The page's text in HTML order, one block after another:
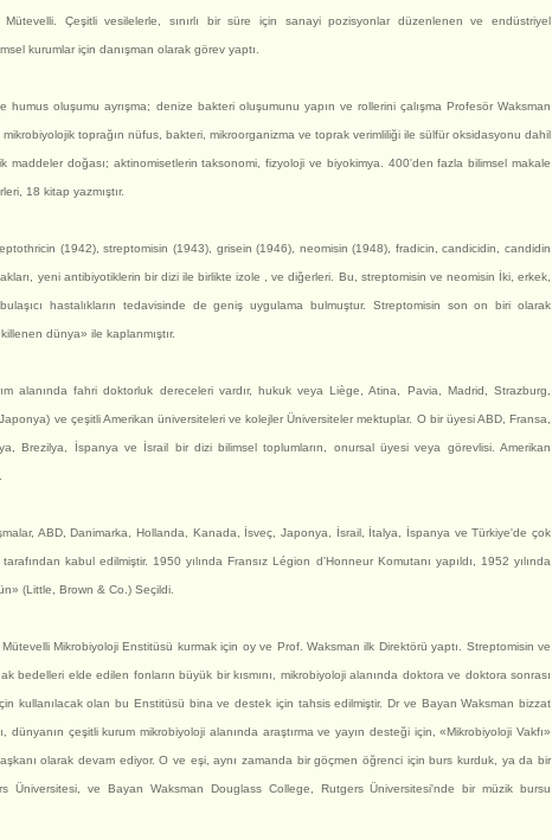
Çeşitli vesilelerle, sınırlı bir süre için sanayi pozisyonlar düzenlenen ve endüstriyel
kurumlar için danışman olarak görev yaptı.
humus oluşumu ayrışma; denize bakteri oluşumunu yapın ve rollerini çalışma Profesör Waksman
mikrobiyolojik toprağın nüfus, bakteri, mikroorganizma ve toprak verimliliği ile sülfür oksidasyonu dahil
maddeler doğası; aktinomisetlerin taksonomi, fizyoloji ve biyokimya. 400'den fazla bilimsel makale
18 kitap yazmıştır.
(1942), streptomisin (1943), grisein (1946), neomisin (1948), fradicin, candicidin, candidin
yeni antibiyotiklerin bir dizi ile birlikte izole , ve diğerleri. Bu, streptomisin ve neomisin İki, erkek,
hastalıkların tedavisinde de geniş uygulama bulmuştur. Streptomisin son on biri olarak
dünya» ile kaplanmıştır.
alanında fahri doktorluk dereceleri vardır, hukuk veya Liège, Atina, Pavia, Madrid, Strazburg,
ve çeşitli Amerikan üniversiteleri ve kolejler Üniversiteler mektuplar. O bir üyesi ABD, Fransa,
Brezilya, İspanya ve İsrail bir dizi bilimsel toplumların, onursal üyesi veya görevlisi. Amerikan
ABD, Danimarka, Hollanda, Kanada, İsveç, Japonya, İsrail, İtalya, İspanya ve Türkiye'de çok
kabul edilmiştir. 1950 yılında Fransız Légion d'Honneur Komutanı yapıldı, 1952 yılında
(Little, Brown & Co.) Seçildi.
Mikrobiyoloji Enstitüsü kurmak için oy ve Prof. Waksman ilk Direktörü yaptı. Streptomisin ve
bedelleri elde edilen fonların büyük bir kısmını, mikrobiyoloji alanında doktora ve doktora sonrası
kullanılacak olan bu Enstitüsü bina ve destek için tahsis edilmiştir. Dr ve Bayan Waksman bizzat
dünyanın çeşitli kurum mikrobiyoloji alanında araştırma ve yayın desteği için, «Mikrobiyoloji Vakfı»
olarak devam ediyor. O ve eşi, aynı zamanda bir göçmen öğrenci için burs kurduk, ya da bir
Üniversitesi, ve Bayan Waksman Douglass College, Rutgers Üniversitesi'nde bir müzik bursu